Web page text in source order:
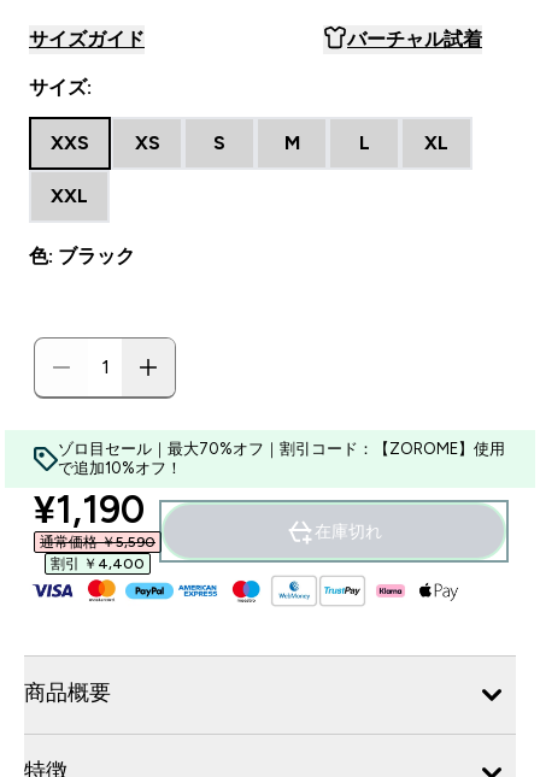
サイズガイド バーチャル試着
サイズ:
XXS XS S M L XL
XXL
色: ブラック
ゾロ目セール｜最大70%オフ｜割引コード：【ZOROME】使用
で追加10%オフ！
discounted price
¥1,190‎
通常価格 ￥5,590‎
割引 ￥4,400‎
在庫切れ
商品概要
特徴